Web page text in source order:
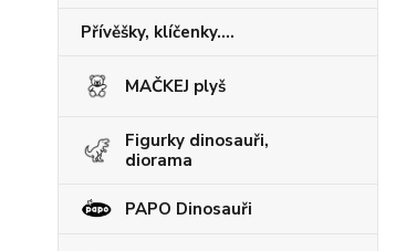
Přívěšky, klíčenky....
MAČKEJ plyš
Figurky dinosauři,
diorama
PAPO Dinosauři